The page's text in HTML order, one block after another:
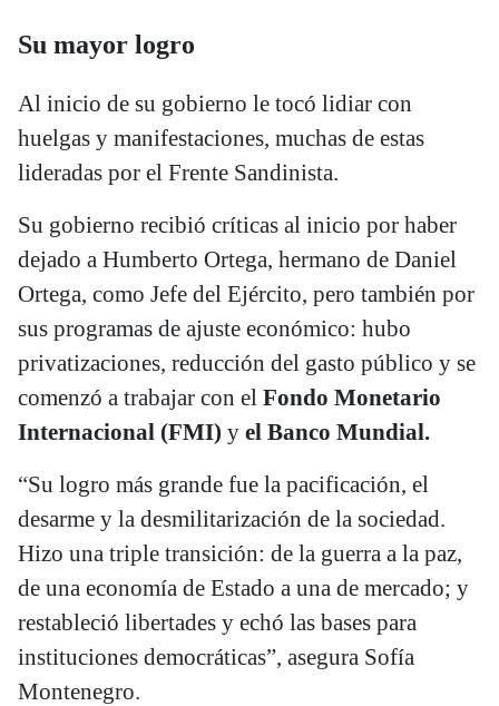
Su mayor logro
Al inicio de su gobierno le tocó lidiar con
huelgas y manifestaciones, muchas de estas
lideradas por el Frente Sandinista.
Su gobierno recibió críticas al inicio por haber
dejado a Humberto Ortega, hermano de Daniel
Ortega, como Jefe del Ejército, pero también por
sus programas de ajuste económico: hubo
privatizaciones, reducción del gasto público y se
comenzó a trabajar con el Fondo Monetario
Internacional (FMI) y el Banco Mundial.
“Su logro más grande fue la pacificación, el
desarme y la desmilitarización de la sociedad.
Hizo una triple transición: de la guerra a la paz,
de una economía de Estado a una de mercado; y
restableció libertades y echó las bases para
instituciones democráticas”, asegura Sofía
Montenegro.